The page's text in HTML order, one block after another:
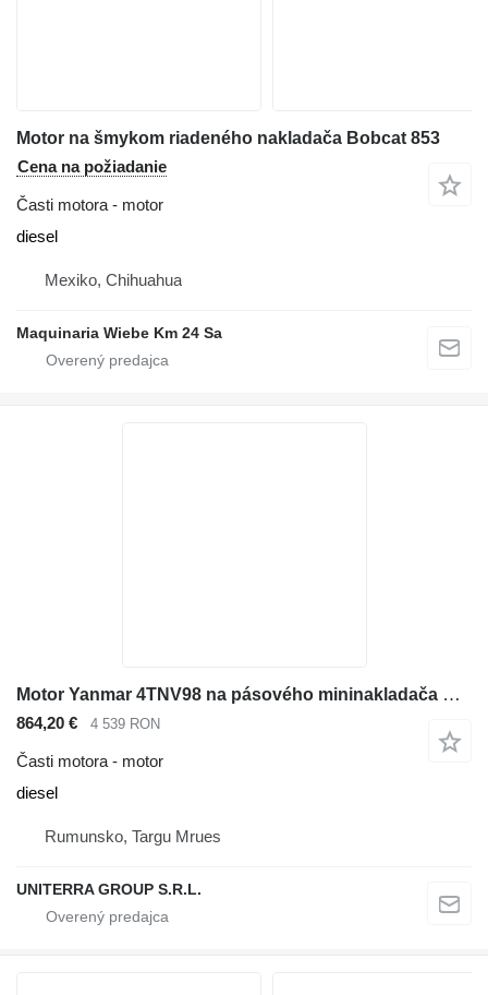
Motor na šmykom riadeného nakladača Bobcat 853
Cena na požiadanie
Časti motora - motor
diesel
Mexiko, Chihuahua
Maquinaria Wiebe Km 24 Sa
Motor Yanmar 4TNV98 na pásového mininakladača Bobcat T190
864,20 € 4 539 RON
Časti motora - motor
diesel
Rumunsko, Targu Mrues
UNITERRA GROUP S.R.L.